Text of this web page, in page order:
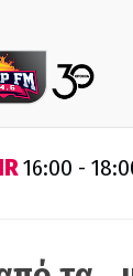
16:00 -